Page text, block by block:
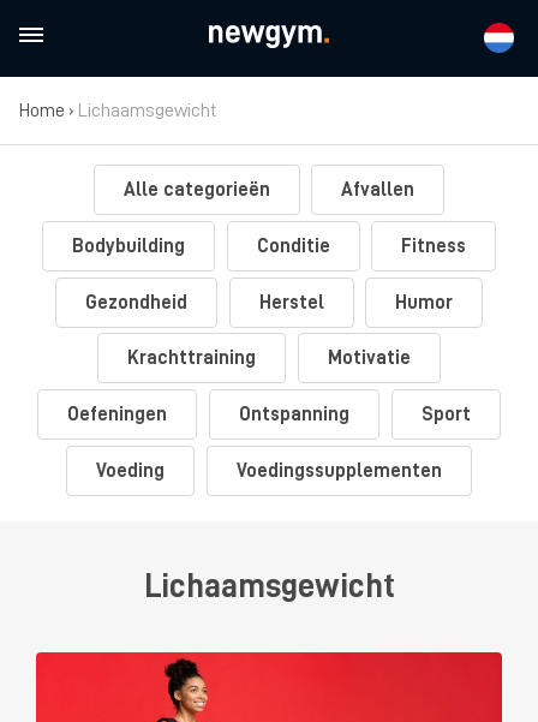
Home › Lichaamsgewicht
Alle categorieën Afvallen
Bodybuilding Conditie Fitness
Gezondheid Herstel Humor
Krachttraining Motivatie
Oefeningen Ontspanning Sport
Voeding Voedingssupplementen
Lichaamsgewicht